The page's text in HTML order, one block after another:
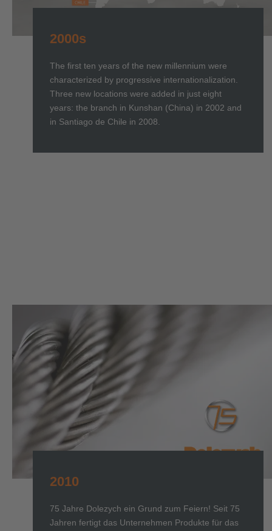
2000s
The first ten years of the new millennium were
characterized by progressive internationalization.
Three new locations were added in just eight
years: the branch in Kunshan (China) in 2002 and
in Santiago de Chile in 2008.
2010
75 Jahre Dolezych ein Grund zum Feiern! Seit 75
Jahren fertigt das Unternehmen Produkte für das